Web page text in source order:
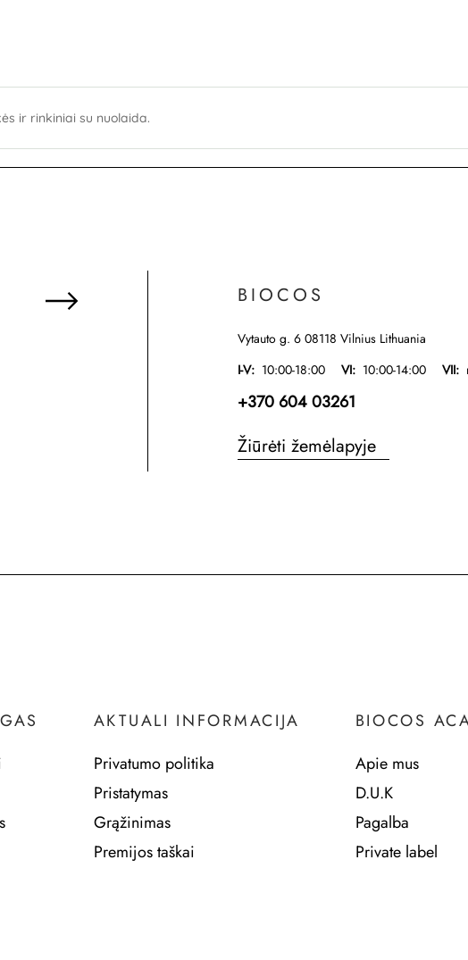
ir rinkiniai su nuolaida.
BIOCOS
Vytauto g. 6 08118 Vilnius Lithuania
I-V: 10:00-18:00 VI: 10:00-14:00 VII:
+370 604 03261
Žiūrėti žemėlapyje
AKTUALI INFORMACIJA
Privatumo politika
Pristatymas
Grąžinimas
Premijos taškai
BIOCOS
Apie mus
D.U.K
Pagalba
Private label